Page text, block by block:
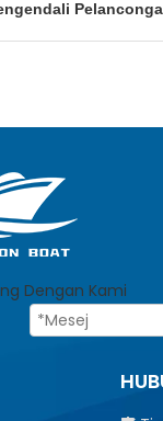
Dengan Kami